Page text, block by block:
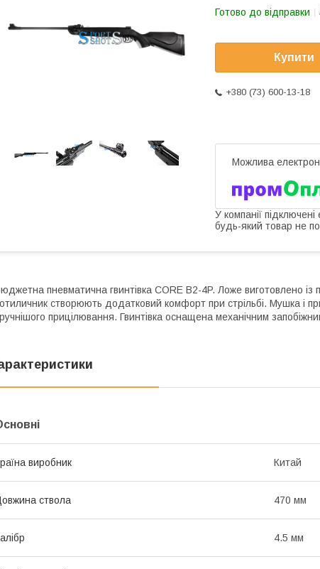
Готово до відправки
Купити
+380 (73) 600-13-18
У компанії
будь-який товар не
пневматична гвинтівка CORE B2-4P. Ложе виготовлено
створюють додатковий комфорт при стрільбі. Мушка і
прицілювання. Гвинтівка оснащена механічним
виробник Китай
ствола 470 мм
4.5 мм